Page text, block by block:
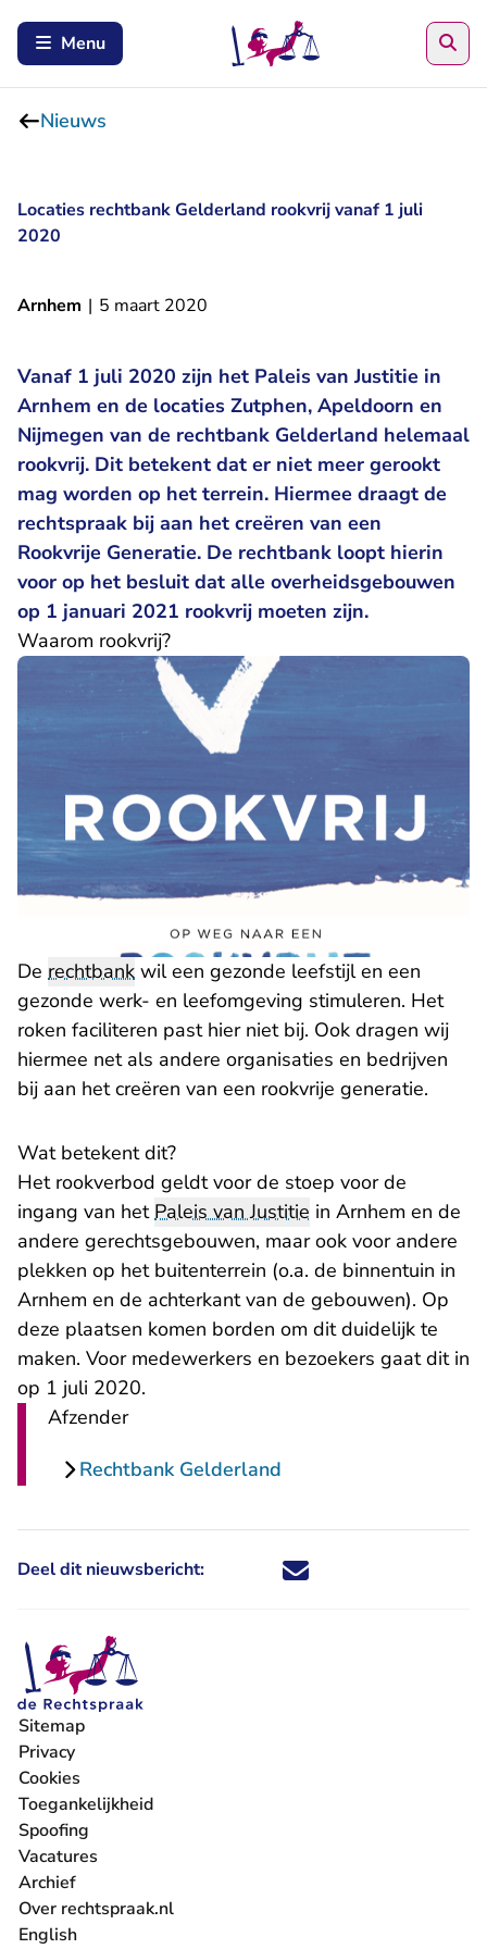
Menu
Nieuws
Locaties rechtbank Gelderland rookvrij vanaf 1 juli
2020
Arnhem | 5 maart 2020
Vanaf 1 juli 2020 zijn het Paleis van Justitie in
Arnhem en de locaties Zutphen, Apeldoorn en
Nijmegen van de rechtbank Gelderland helemaal
rookvrij. Dit betekent dat er niet meer gerookt
mag worden op het terrein. Hiermee draagt de
rechtspraak bij aan het creëren van een
Rookvrije Generatie. De rechtbank loopt hierin
voor op het besluit dat alle overheidsgebouwen
op 1 januari 2021 rookvrij moeten zijn.
Waarom rookvrij?
De rechtbank wil een gezonde leefstijl en een
gezonde werk- en leefomgeving stimuleren. Het
roken faciliteren past hier niet bij. Ook dragen wij
hiermee net als andere organisaties en bedrijven
bij aan het creëren van een rookvrije generatie.
Wat betekent dit?
Het rookverbod geldt voor de stoep voor de
ingang van hetPaleis van Justitie in Arnhem en de
andere gerechtsgebouwen, maar ook voor andere
plekken op het buitenterrein (o.a. de binnentuin in
Arnhem en de achterkant van de gebouwen). Op
deze plaatsen komen borden om dit duidelijk te
maken. Voor medewerkers en bezoekers gaat dit in
op 1 juli 2020.
Afzender
Rechtbank Gelderland
Deel dit nieuwsbericht: Deel dit nieuwsbericht via X -
Deel dit nieuwsbericht via
Deel dit nieuwsbericht
Deel dit
Sitemap
Privacy
Cookies
Toegankelijkheid
Spoofing
Vacatures
- U verlaat Rechtspraak.nl
Archief
Over rechtspraak.nl
English